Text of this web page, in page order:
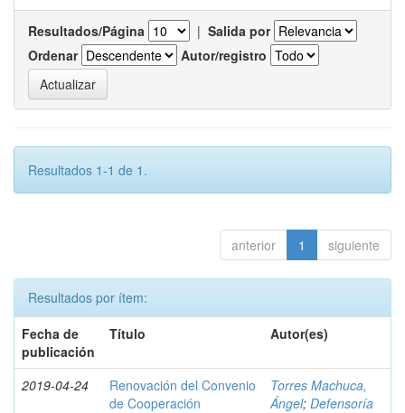
Resultados/Página | Salida por
Ordenar
Autor/registro
Resultados 1-1 de 1.
anterior 1 siguiente
Resultados por ítem:
Fecha de
publicación
Título Autor(es)
2019-04-24
Renovación del Convenio
de Cooperación
Torres Machuca,
Ángel; Defensoría